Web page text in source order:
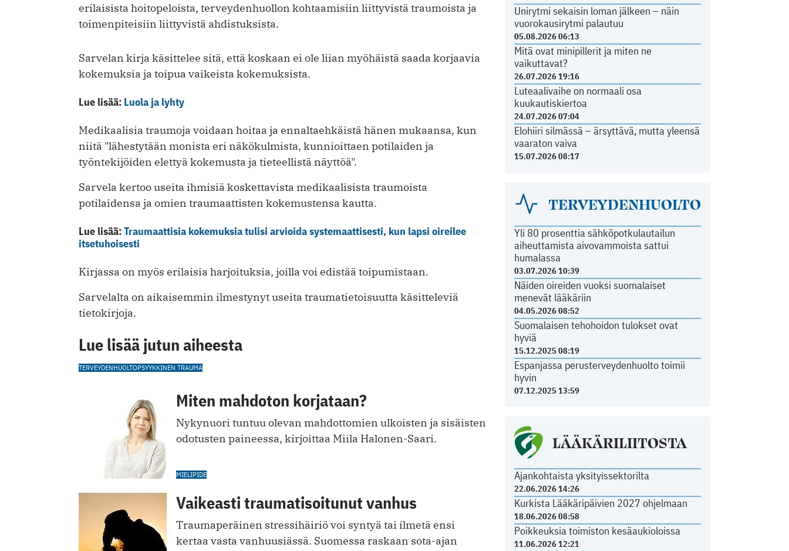
Unirytmi sekaisin loman jälkeen – näin
vuorokausirytmi palautuu
05.08.2026 06:13
Mitä ovat minipillerit ja miten ne
vaikuttavat?
26.07.2026 19:16
Luteaalivaihe on normaali osa
kuukautiskiertoa
24.07.2026 07:04
Elohiiri silmässä – ärsyttävä, mutta yleensä
vaaraton vaiva
15.07.2026 08:17
TERVEYDENHUOLTO
Yli 80 prosenttia sähköpotkulautailun
aiheuttamista aivovammoista sattui
humalassa
03.07.2026 10:39
Näiden oireiden vuoksi suomalaiset
menevät lääkäriin
04.05.2026 08:52
Suomalaisen tehohoidon tulokset ovat
hyviä
15.12.2025 08:19
Espanjassa perusterveydenhuolto toimii
hyvin
07.12.2025 13:59
LÄÄKÄRILIITOSTA
Ajankohtaista yksityissektorilta
22.06.2026 14:26
Kurkista Lääkäripäivien 2027 ohjelmaan
18.06.2026 08:58
Poikkeuksia toimiston kesäaukioloissa
11.06.2026 12:21
erilaisista hoitopeloista, terveydenhuollon kohtaamisiin liittyvistä traumoista ja
toimenpiteisiin liittyvistä ahdistuksista.
Sarvelan kirja käsittelee sitä, että koskaan ei ole liian myöhäistä saada korjaavia
kokemuksia ja toipua vaikeista kokemuksista.
Lue lisää: Luola ja lyhty
Medikaalisia traumoja voidaan hoitaa ja ennaltaehkäistä hänen mukaansa, kun
niitä "lähestytään monista eri näkökulmista, kunnioittaen potilaiden ja
työntekijöiden elettyä kokemusta ja tieteellistä näyttöä".
Sarvela kertoo useita ihmisiä koskettavista medikaalisista traumoista
potilaidensa ja omien traumaattisten kokemustensa kautta.
Lue lisää:Traumaattisia kokemuksia tulisi arvioida systemaattisesti, kun lapsi oireilee
itsetuhoisesti
Kirjassa on myös erilaisia harjoituksia, joilla voi edistää toipumistaan.
Sarvelalta on aikaisemmin ilmestynyt useita traumatietoisuutta käsitteleviä
tietokirjoja.
Lue lisää jutun aiheesta
TERVEYDENHUOLTOPSYYKKINEN TRAUMA
Miten mahdoton korjataan?
Nykynuori tuntuu olevan mahdottomien ­ulkoisten ja sisäisten
odotusten paineessa, kirjoittaa Miila Halonen-Saari.
MIELIPIDE
Vaikeasti traumatisoitunut vanhus
Traumaperäinen stressihäiriö voi syntyä tai ilmetä ensi
kertaa vasta vanhuusiässä. Suomessa raskaan sota-ajan